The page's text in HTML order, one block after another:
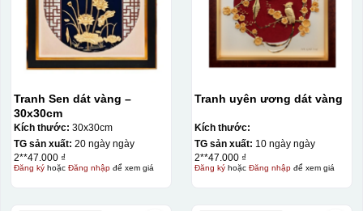
Tranh Sen dát vàng –
30x30cm
Kích thước: 30x30cm
TG sản xuất: 20 ngày ngày
2**47.000 ₫
Đăng kýhoặc Đăng nhậpđể xem giá
Tranh uyên ương dát vàng
Kích thước:
TG sản xuất: 10 ngày ngày
2**47.000 ₫
Đăng kýhoặc Đăng nhậpđể xem giá